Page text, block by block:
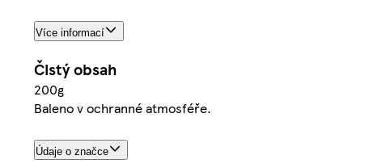
Více informací
Čistý obsah
200g
Baleno v ochranné atmosféře.
Údaje o značce